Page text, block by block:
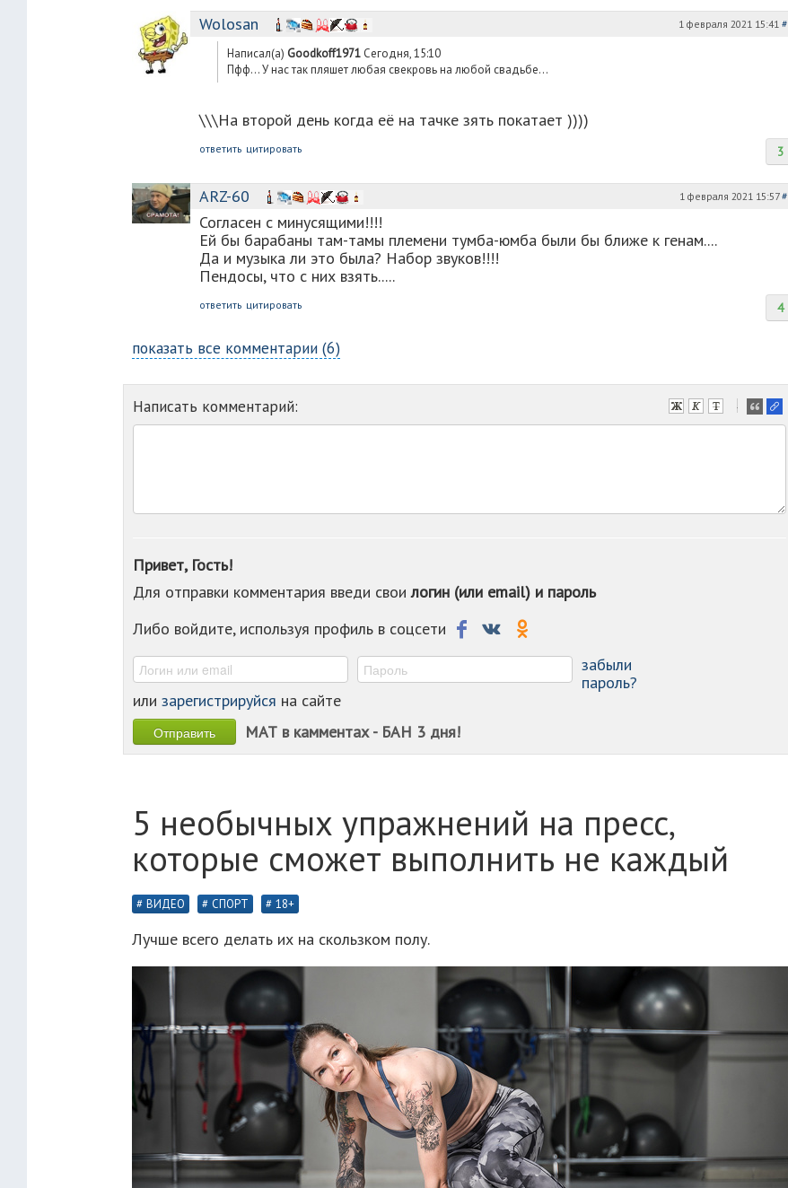
Wolosan 1 февраля 2021 15:41 #
Написал(а) Goodkoff1971 Сегодня, 15:10
Пфф... У нас так пляшет любая свекровь на любой свадьбе...
\\\На второй день когда её на тачке зять покатает ))))
3
ответить цитировать
ARZ-60 1 февраля 2021 15:57#
Согласен с минусящими!!!!
Ей бы барабаны там-тамы племени тумба-юмба были бы ближе к генам....
Да и музыка ли это была? Набор звуков!!!!
Пендосы, что с них взять.....
4
ответить цитировать
показать все комментарии (6)
Написать комментарий:
-
-
-
Привет, Гость!
Для отправки комментария введи своилогин (или email) и пароль
Либо войдите, используя профиль в соцсети
забыли
пароль?
или зарегистрируйся на сайте
МАТ в камментах - БАН 3 дня!
5 необычных упражнений на пресс,
которые сможет выполнить не каждый
ВИДЕО СПОРТ 18+
Лучше всего делать их на скользком полу.